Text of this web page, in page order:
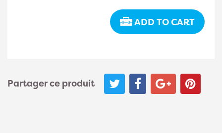
ADD TO CART
Partager ce produit